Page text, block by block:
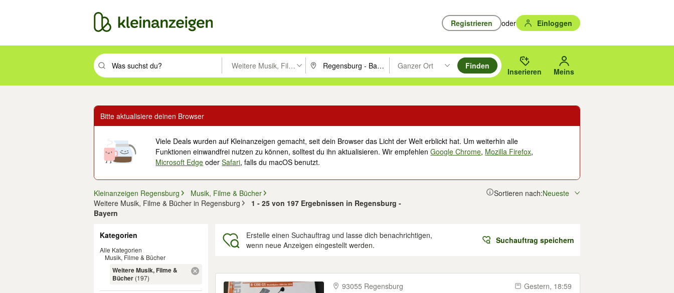
Registrieren oder Einloggen
Suchbegriff eingeben. Eingabetaste drücken um zu suchen, oder Vorschläge mit den Pfeiltasten nach oben/unten durchsuchen und mit Eingabetaste auswählen.
Weitere Musik, Filme & BücherPLZ oder Ort eingeben. Eingabetaste drücken um zu suchen, oder Vorschläge mit den Pfeiltasten nach oben/
Ganzer Ort
Suche im Umkreis des gewählten Orts oder PLZ.
Finden
Inserieren Meins
Bitte aktualisiere deinen Browser
Viele Deals wurden auf Kleinanzeigen gemacht, seit dein Browser das Licht der Welt erblickt hat. Um weiterhin alle
Funktionen einwandfrei nutzen zu können, solltest du ihn aktualisieren. Wir empfehlenGoogle Chrome, Mozilla Firefox,
Microsoft Edge oderSafari, falls du macOS benutzt.
Kleinanzeigen Regensburg
Musik, Filme & Bücher
Weitere Musik, Filme & Bücher in Regensburg
1 - 25 von 197 Ergebnissen in Regensburg -
Bayern
Sortieren nach:Neueste
Kategorien
Alle Kategorien
Musik, Filme & Bücher
Weitere Musik, Filme &
Bücher (197)
Erstelle einen Suchauftrag und lasse dich benachrichtigen,
wenn neue Anzeigen eingestellt werden.
Suchauftrag speichern
93055 Regensburg Gestern, 18:59